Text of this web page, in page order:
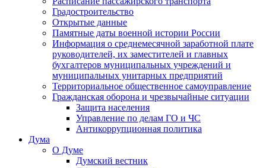
Градостроительство
Открытые данные
Памятные даты военной истории России
Информация о среднемесячной заработной плате
руководителей, их заместителей и главных
бухгалтеров муниципальных учреждений и
муниципальных унитарных предприятий
Территориальное общественное самоуправление
Гражданская оборона и чрезвычайные ситуации
Защита населения
Управление по делам ГО и ЧС
Антикоррупционная политика
Дума
О Думе
Думский вестник